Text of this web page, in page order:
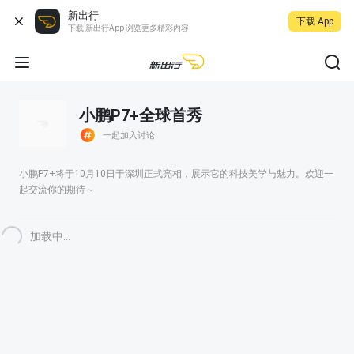
新出行
下载 新出行App 浏览更多精彩内容
下载 App
小鹏P7+全球首秀
一起加入讨论
小鹏P7+将于10月10日于深圳正式亮相，展示它的科技美学与魅力。欢迎一
起交流你的期待～
加载中...